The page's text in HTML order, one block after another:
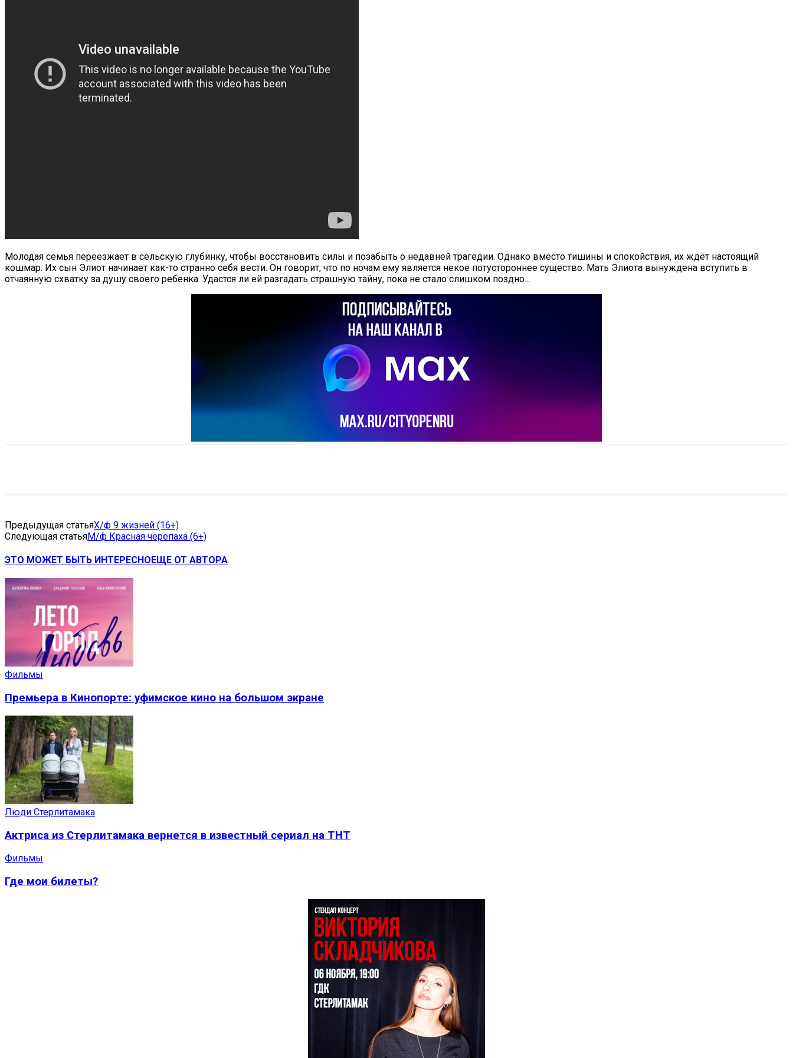
Молодая семья переезжает в сельскую глубинку, чтобы восстановить силы и позабыть о недавней трагедии. Однако вместо тишины и спокойствия, их ждёт настоящий
кошмар. Их сын Элиот начинает как-то странно себя вести. Он говорит, что по ночам ему является некое потустороннее существо. Мать Элиота вынуждена вступить в
отчаянную схватку за душу своего ребенка. Удастся ли ей разгадать страшную тайну, пока не стало слишком поздно…
Предыдущая статьяХ/ф 9 жизней (16+)
Следующая статьяМ/ф Красная черепаха (6+)
ЭТО МОЖЕТ БЫТЬ ИНТЕРЕСНОЕЩЕ ОТ АВТОРА
Фильмы
Премьера в Кинопорте: уфимское кино на большом экране
Люди Стерлитамака
Актриса из Стерлитамака вернется в известный сериал на ТНТ
Фильмы
Где мои билеты?